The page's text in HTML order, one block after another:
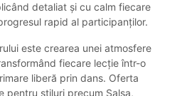
detaliat și cu calm fiecare
rapid al participanților.
este crearea unei atmosfere
fiecare lecție într-o
liberă prin dans. Oferta
pentru stiluri precum Salsa,